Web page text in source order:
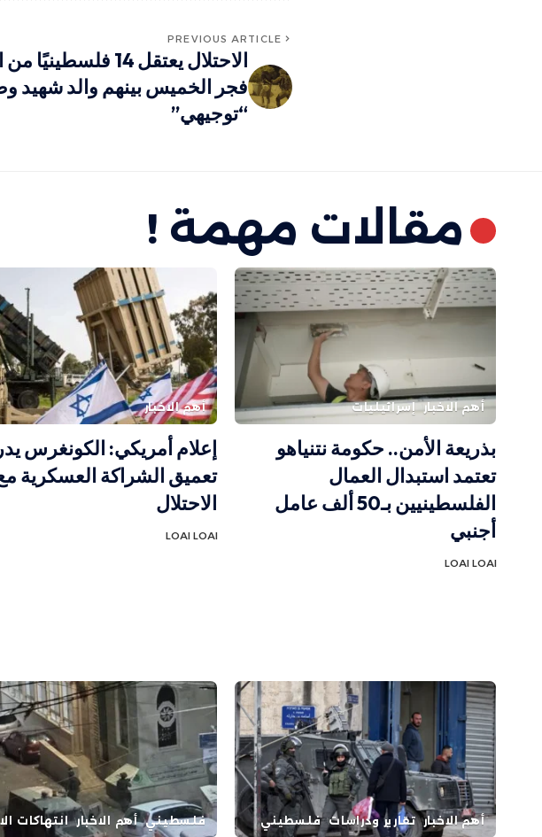
PREVIOUS ARTICLE
الاحتلال يعتقل 14
فجر الخميس بينهم والد شهيد
“توجيهي”
مقالات مهمة !
أهم الاخبار إسرائيليات
بذريعة الأمن.. حكومة نتنياهو
تعتمد استبدال العمال
الفلسطينيين بـ50 ألف عامل
أجنبي
LOAI LOAI
أهم الاخبار
إعلام أمريكي: الكونغرس
تعميق الشراكة العسكرية
الاحتلال
LOAI LOAI
أهم الاخبار تقارير ودراسات فلسطيني فلسطيني أهم الاخبار انتهاكات